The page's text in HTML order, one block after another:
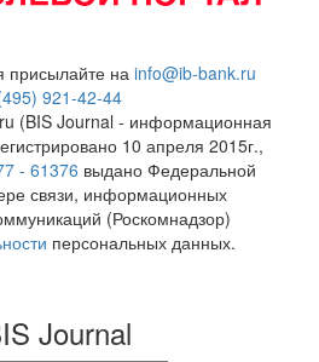
присылайте на info@ib-bank.ru
921-42-44
(BIS Journal - информационная
10 апреля 2015г.,
- 61376 выдано Федеральной
связи, информационных
(Роскомнадзор)
персональных данных.
Journal